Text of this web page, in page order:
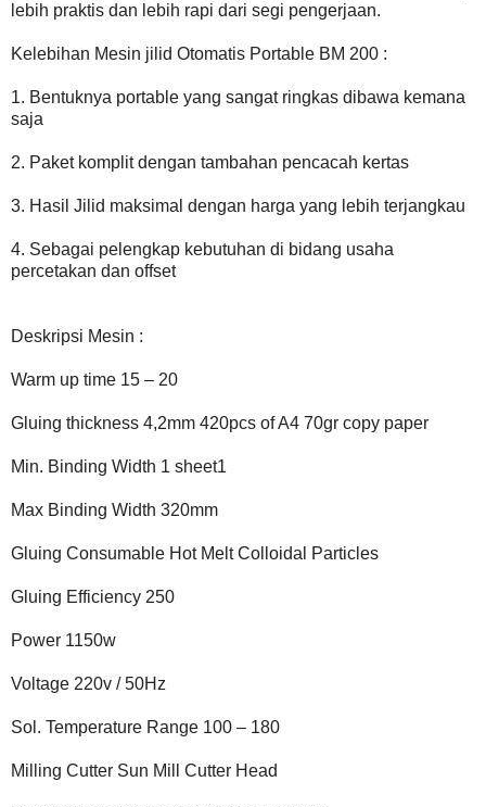
lebih praktis dan lebih rapi dari segi pengerjaan.
Kelebihan Mesin jilid Otomatis Portable BM 200 :
1. Bentuknya portable yang sangat ringkas dibawa kemana
saja
2. Paket komplit dengan tambahan pencacah kertas
3. Hasil Jilid maksimal dengan harga yang lebih terjangkau
4. Sebagai pelengkap kebutuhan di bidang usaha
percetakan dan offset
Deskripsi Mesin :
Warm up time 15 – 20
Gluing thickness 4,2mm 420pcs of A4 70gr copy paper
Min. Binding Width 1 sheet1
Max Binding Width 320mm
Gluing Consumable Hot Melt Colloidal Particles
Gluing Efficiency 250
Power 1150w
Voltage 220v / 50Hz
Sol. Temperature Range 100 – 180
Milling Cutter Sun Mill Cutter Head